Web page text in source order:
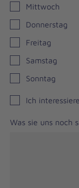
Mittwoch
Donnerstag
Freitag
Samstag
Sonntag
Kaltlieferung
Ich
Was sie uns noch